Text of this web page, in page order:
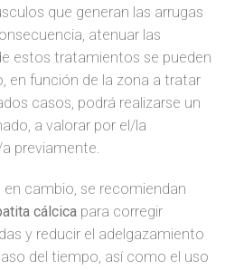
que generan las arrugas
atenuar las
estos tratamientos se pueden
en función de la zona a tratar
casos, podrá realizarse un
a valorar por el/la
previamente.
en cambio, se recomiendan
cálcica para corregir
y reducir el adelgazamiento
del tiempo, así como el uso